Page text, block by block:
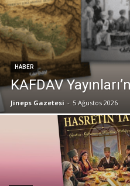
HABER
KAFDAV
Jineps Gazetesi - 5 Ağustos 2026